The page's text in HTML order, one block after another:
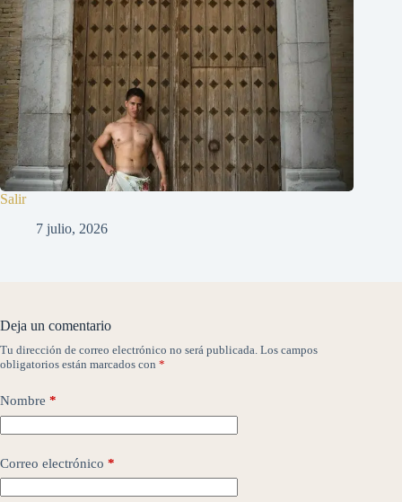
Salir
7 julio, 2026
Deja un comentario
Tu dirección de correo electrónico no será publicada. Los campos
obligatorios están marcados con *
Nombre *
Correo electrónico *